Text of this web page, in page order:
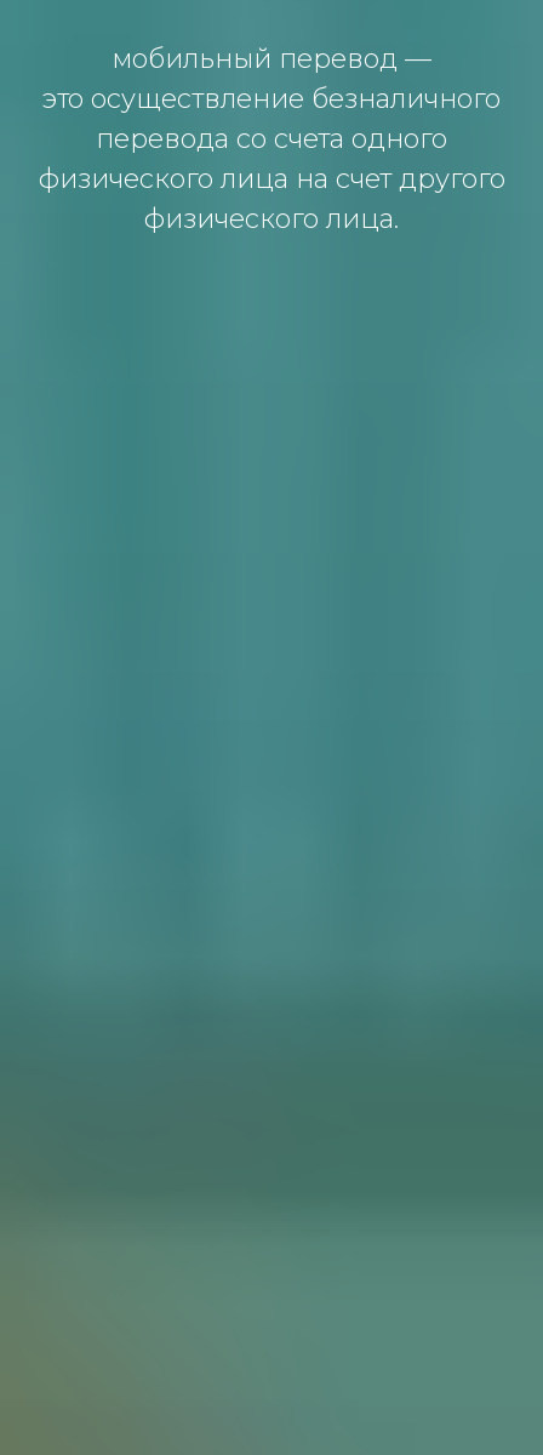
мобильный перевод —
это осуществление безналичного
перевода со счета одного
физического лица на счет другого
физического лица.